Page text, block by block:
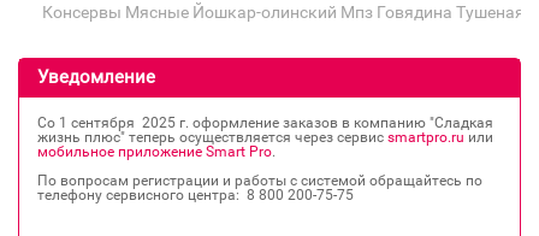
Консервы Мясные Йошкар-олинский Мпз Говядина Тушеная
Уведомление
Со 1 сентября 2025 г. оформление заказов в компанию "Сладкая
жизнь плюс" теперь осуществляется через сервис smartpro.ru или
мобильное приложение Smart Pro.
По вопросам регистрации и работы с системой обращайтесь по
телефону сервисного центра: 8 800 200‐75‐75